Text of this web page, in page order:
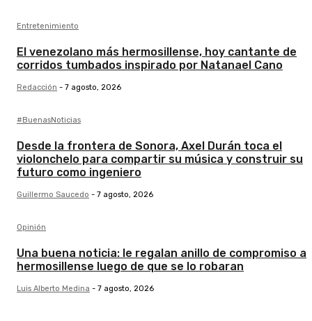
Entretenimiento
El venezolano más hermosillense, hoy cantante de
corridos tumbados inspirado por Natanael Cano
Redacción - 7 agosto, 2026
#BuenasNoticias
Desde la frontera de Sonora, Axel Durán toca el
violonchelo para compartir su música y construir su
futuro como ingeniero
Guillermo Saucedo - 7 agosto, 2026
Opinión
Una buena noticia: le regalan anillo de compromiso a
hermosillense luego de que se lo robaran
Luis Alberto Medina - 7 agosto, 2026